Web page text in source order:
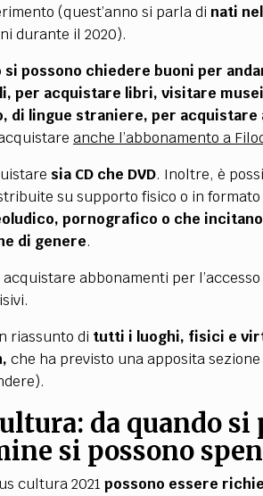
(quest’anno si parla di nati
durante il 2020).
si possono chiedere buoni per
per acquistare libri, visitare
di lingue straniere, per acquistare
anche l’abbonamento a
sia CD che DVD. Inoltre, è
su supporto fisico o in
pornografico o che incitano
di genere.
acquistare abbonamenti per
i.
riassunto di tutti i luoghi, fisici e
che ha previsto una apposita
da quando si
si possono
cultura 2021 possono essere